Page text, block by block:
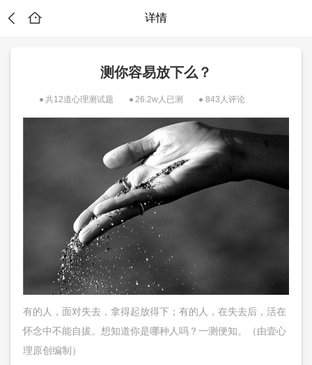
详情
测你容易放下么？
共12道心理测试题 26.2w人已测 843人评论
有的人，面对失去，拿得起放得下；有的人，在失去后，活在
怀念中不能自拔。想知道你是哪种人吗？一测便知。（由壹心
理原创编制）